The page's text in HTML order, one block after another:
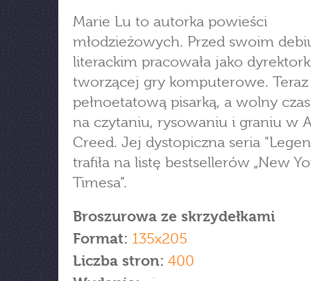
Marie Lu to autorka powieści
młodzieżowych. Przed swoim
literackim pracowała jako
tworzącej gry komputerowe.
pełnoetatową pisarką, a wolny
na czytaniu, rysowaniu i graniu w
Creed. Jej dystopiczna seria
trafiła na listę bestsellerów „New
Timesa”.
Broszurowa ze skrzydełkami
Format: 135x205
Liczba stron: 400